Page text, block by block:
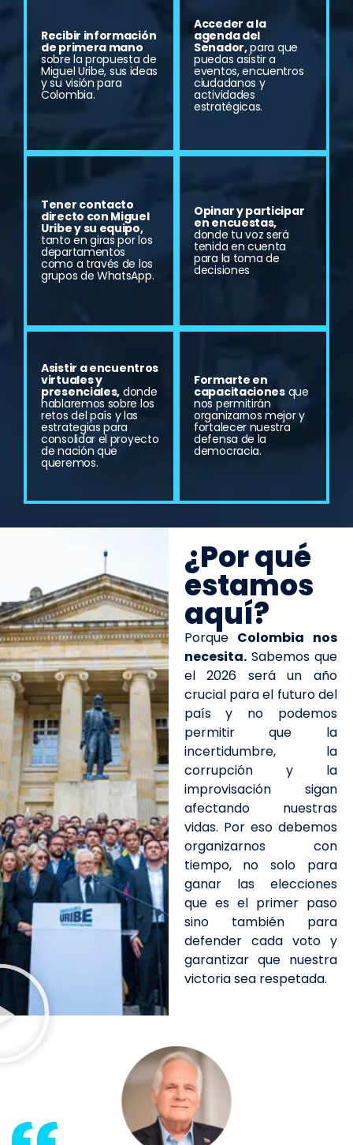
Recibir información
de primera mano
sobre la propuesta de
Miguel Uribe, sus ideas
y su visión para
Colombia.
Acceder a la
agenda del
Senador,para que
puedas asistir a
eventos, encuentros
ciudadanos y
actividades
estratégicas.
Tener contacto
directo con Miguel
Uribe y su equipo,
tanto en giras por los
departamentos
como a través de los
grupos de WhatsApp.
Opinar y participar
en encuestas,
donde tu voz será
tenida en cuenta
para la toma de
decisiones
Asistir a encuentros
virtuales y
presenciales, donde
hablaremos sobre los
retos del país y las
estrategias para
consolidar el proyecto
de nación que
queremos.
Formarte en
capacitacionesque
nos permitirán
organizarnos mejor y
fortalecer nuestra
defensa de la
democracia.
¿Por qué
estamos
aquí?
Porque Colombia nos
necesita.Sabemos que
el 2026 será un año
crucial para el futuro del
país y no podemos
permitir que la
incertidumbre, la
corrupción y la
improvisación sigan
afectando nuestras
vidas. Por eso debemos
organizarnos con
tiempo, no solo para
ganar las elecciones
que es el primer paso
sino también para
defender cada voto y
garantizar que nuestra
victoria sea respetada.